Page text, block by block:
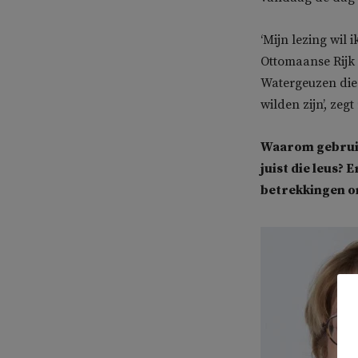
‘Mijn lezing wil
Ottomaanse
Watergeuzen
wilden zijn’, zegt
Waarom
juist die leus?
betrekkingen